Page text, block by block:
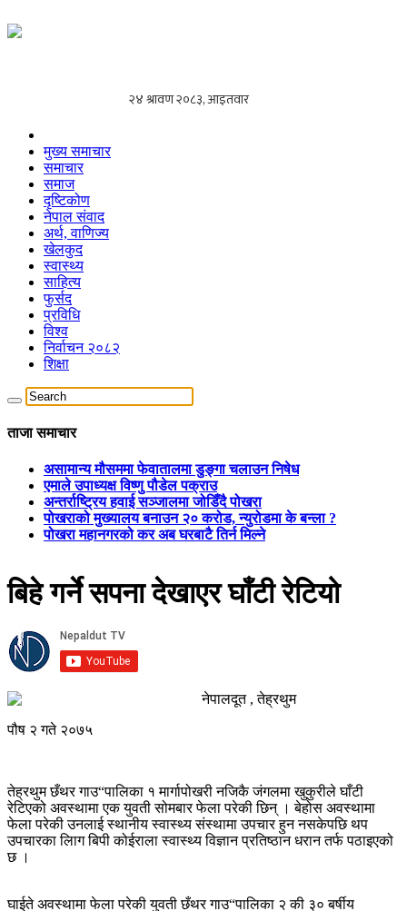
मुख्य समाचार
समाचार
समाज
दृष्टिकोण
नेपाल संवाद
अर्थ, वाणिज्य
खेलकुद
स्वास्थ्य
साहित्य
फुर्सद
प्रविधि
विश्व
निर्वाचन २०८२
शिक्षा
ताजा समाचार
असामान्य मौसममा फेवातालमा डुङ्गा चलाउन निषेध
एमाले उपाध्यक्ष विष्णु पौडेल पक्राउ
अन्तर्राष्ट्रिय हवाई सञ्जालमा जोडिँदै पोखरा
पोखराको मुख्यालय बनाउन २० करोड, न्युरोडमा के बन्ला ?
पोखरा महानगरको कर अब घरबाटै तिर्न मिल्ने
बिहे गर्ने सपना देखाएर घाँटी रेटियो
नेपालदूत , तेह्रथुम
पौष २ गते २०७५
तेह्रथुम छँथर गाउ“पालिका १ मार्गापोखरी नजिकै जंगलमा खुकुरीले घाँटी
रेटिएको अवस्थामा एक युवती सोमबार फेला परेकी छिन् । बेहोस अवस्थामा
फेला परेकी उनलाई स्थानीय स्वास्थ्य संस्थामा उपचार हुन नसकेपछि थप
उपचारका लािग बिपी कोईराला स्वास्थ्य विज्ञान प्रतिष्ठान धरान तर्फ पठाइएको
छ ।
घाईते अवस्थामा फेला परेकी युवती छँथर गाउ“पालिका २ की ३० बर्षीय